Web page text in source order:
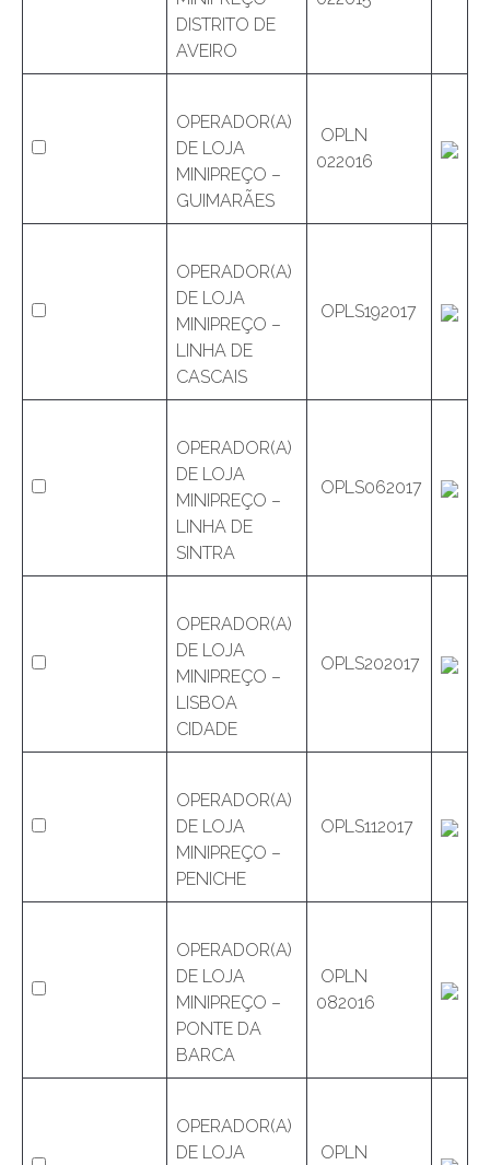
DISTRITO DE
AVEIRO
OPERADOR(A)
DE LOJA
MINIPREÇO –
GUIMARÃES
OPLN
022016
OPERADOR(A)
DE LOJA
MINIPREÇO –
LINHA DE
CASCAIS
OPLS192017
OPERADOR(A)
DE LOJA
MINIPREÇO –
LINHA DE
SINTRA
OPLS062017
OPERADOR(A)
DE LOJA
MINIPREÇO –
LISBOA
CIDADE
OPLS202017
OPERADOR(A)
DE LOJA
MINIPREÇO –
PENICHE
OPLS112017
OPERADOR(A)
DE LOJA
MINIPREÇO –
PONTE DA
BARCA
OPLN
082016
OPERADOR(A)
DE LOJA
OPLN